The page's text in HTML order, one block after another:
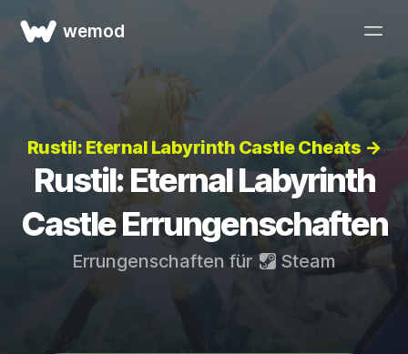
wemod
Rustil: Eternal Labyrinth Castle Cheats →
Rustil: Eternal Labyrinth
Castle Errungenschaften
Errungenschaften für Steam